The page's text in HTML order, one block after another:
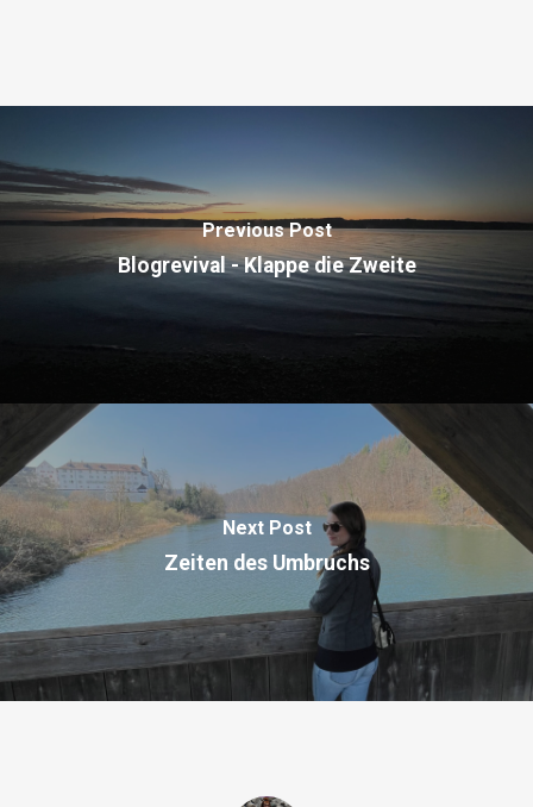
Previous Post
Blogrevival - Klappe die Zweite
Next Post
Zeiten des Umbruchs